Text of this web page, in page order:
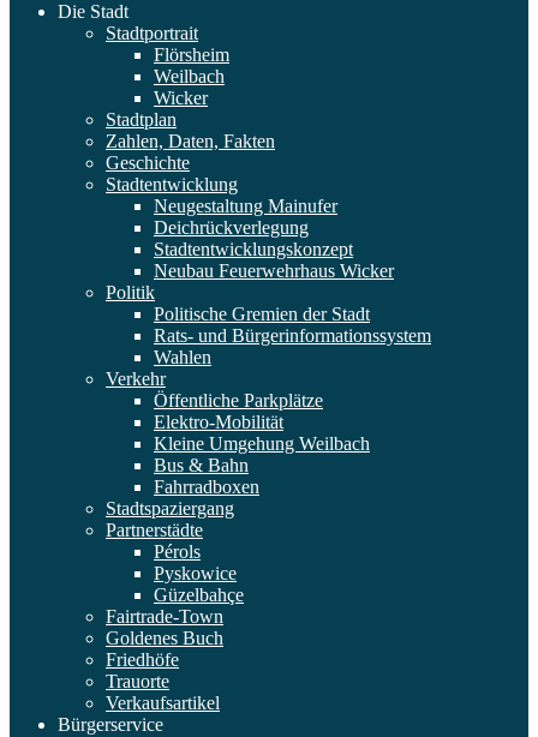
Die Stadt
Stadtportrait
Flörsheim
Weilbach
Wicker
Stadtplan
Zahlen, Daten, Fakten
Geschichte
Stadtentwicklung
Neugestaltung Mainufer
Deichrückverlegung
Stadtentwicklungskonzept
Neubau Feuerwehrhaus Wicker
Politik
Politische Gremien der Stadt
Rats- und Bürgerinformationssystem
Wahlen
Verkehr
Öffentliche Parkplätze
Elektro-Mobilität
Kleine Umgehung Weilbach
Bus & Bahn
Fahrradboxen
Stadtspaziergang
Partnerstädte
Pérols
Pyskowice
Güzelbahçe
Fairtrade-Town
Goldenes Buch
Friedhöfe
Trauorte
Verkaufsartikel
Bürgerservice